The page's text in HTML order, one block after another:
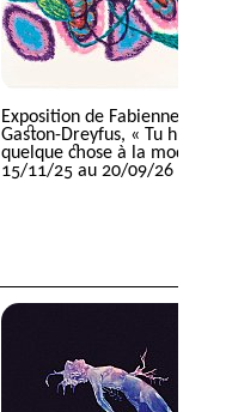
Exposition de Fabienne
Gaston-Dreyfus, « Tu hurles
quelque chose à la mode
15/11/25 au 20/09/26